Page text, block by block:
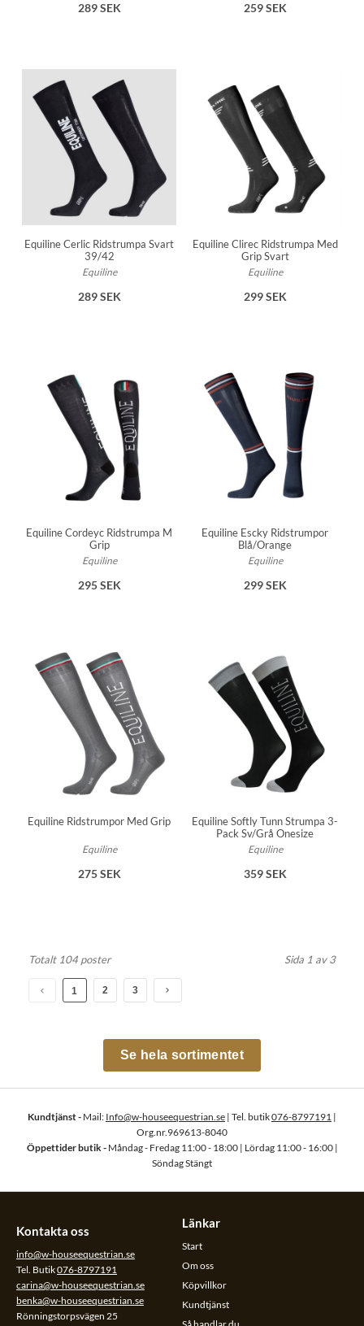
289 SEK 259 SEK
Equiline Cerlic Ridstrumpa Svart
39/42
Equiline
289 SEK
Equiline Clirec Ridstrumpa Med
Grip Svart
Equiline
299 SEK
Equiline Cordeyc Ridstrumpa M
Grip
Equiline
295 SEK
Equiline Escky Ridstrumpor
Blå/Orange
Equiline
299 SEK
Equiline Ridstrumpor Med Grip
Equiline
275 SEK
Equiline Softly Tunn Strumpa 3-
Pack Sv/Grå Onesize
Equiline
359 SEK
Totalt 104 poster Sida 1 av 3
1 2 3
Se hela sortimentet
Kundtjänst - Mail: Info@w-houseequestrian.se | Tel. butik076-8797191 |
Org.nr.969613-8040
Öppettider butik - Måndag - Fredag 11:00 - 18:00 | Lördag 11:00 - 16:00 |
Söndag Stängt
Kontakta oss
info@w-houseequestrian.se
Tel. Butik076-8797191
carina@w-houseequestrian.se
benka@w-houseequestrian.se
Rönningstorpsvägen 25
Länkar
Start
Om oss
Köpvillkor
Kundtjänst